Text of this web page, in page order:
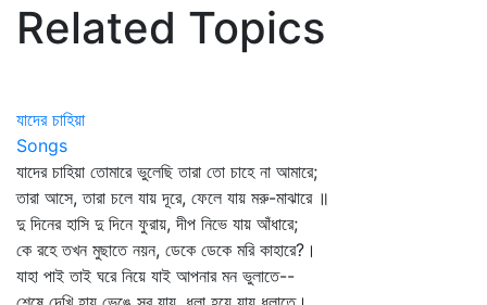
Related Topics
যাদের চাহিয়া
Songs
যাদের চাহিয়া তোমারে ভুলেছি তারা তো চাহে না আমারে;
তারা আসে, তারা চলে যায় দূরে, ফেলে যায় মরু-মাঝারে ॥
দু দিনের হাসি দু দিনে ফুরায়, দীপ নিভে যায় আঁধারে;
কে রহে তখন মুছাতে নয়ন, ডেকে ডেকে মরি কাহারে?।
যাহা পাই তাই ঘরে নিয়ে যাই আপনার মন ভুলাতে--